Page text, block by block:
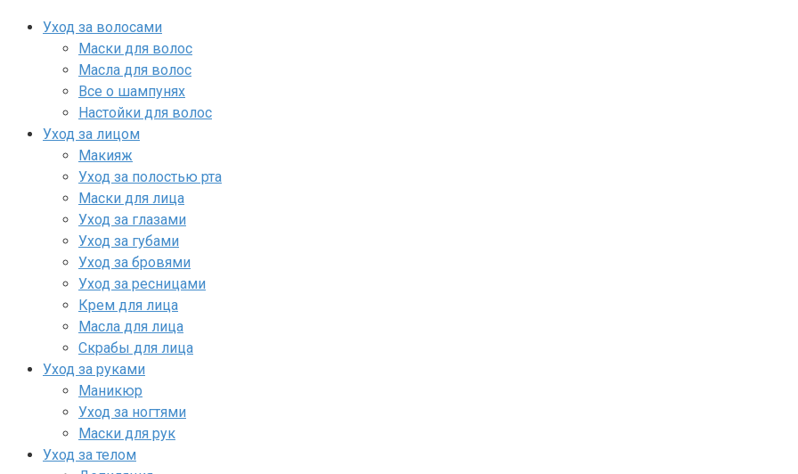
Уход за волосами
Маски для волос
Масла для волос
Все о шампунях
Настойки для волос
Уход за лицом
Макияж
Уход за полостью рта
Маски для лица
Уход за глазами
Уход за губами
Уход за бровями
Уход за ресницами
Крем для лица
Масла для лица
Скрабы для лица
Уход за руками
Маникюр
Уход за ногтями
Маски для рук
Уход за телом